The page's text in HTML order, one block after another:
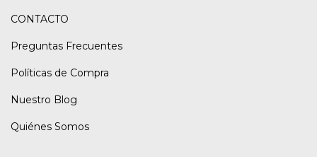
CONTACTO
Preguntas Frecuentes
Políticas de Compra
Nuestro Blog
Quiénes Somos